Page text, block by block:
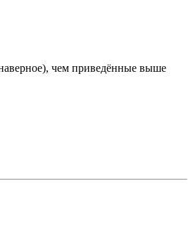
чем приведённые выше